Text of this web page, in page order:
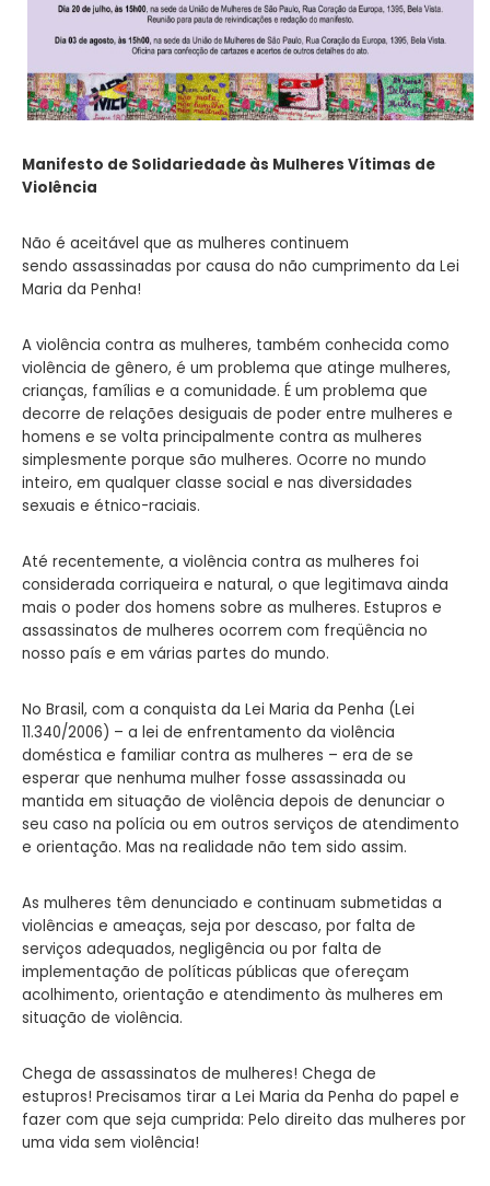
Manifesto de Solidariedade às Mulheres Vítimas de
Violência
Não é aceitável que as mulheres continuem
sendo assassinadas por causa do não cumprimento da Lei
Maria da Penha!
A violência contra as mulheres, também conhecida como
violência de gênero, é um problema que atinge mulheres,
crianças, famílias e a comunidade. É um problema que
decorre de relações desiguais de poder entre mulheres e
homens e se volta principalmente contra as mulheres
simplesmente porque são mulheres. Ocorre no mundo
inteiro, em qualquer classe social e nas diversidades
sexuais e étnico-raciais.
Até recentemente, a violência contra as mulheres foi
considerada corriqueira e natural, o que legitimava ainda
mais o poder dos homens sobre as mulheres. Estupros e
assassinatos de mulheres ocorrem com freqüência no
nosso país e em várias partes do mundo.
No Brasil, com a conquista da Lei Maria da Penha (Lei
11.340/2006) – a lei de enfrentamento da violência
doméstica e familiar contra as mulheres – era de se
esperar que nenhuma mulher fosse assassinada ou
mantida em situação de violência depois de denunciar o
seu caso na polícia ou em outros serviços de atendimento
e orientação. Mas na realidade não tem sido assim.
As mulheres têm denunciado e continuam submetidas a
violências e ameaças, seja por descaso, por falta de
serviços adequados, negligência ou por falta de
implementação de políticas públicas que ofereçam
acolhimento, orientação e atendimento às mulheres em
situação de violência.
Chega de assassinatos de mulheres! Chega de
estupros! Precisamos tirar a Lei Maria da Penha do papel e
fazer com que seja cumprida: Pelo direito das mulheres por
uma vida sem violência!